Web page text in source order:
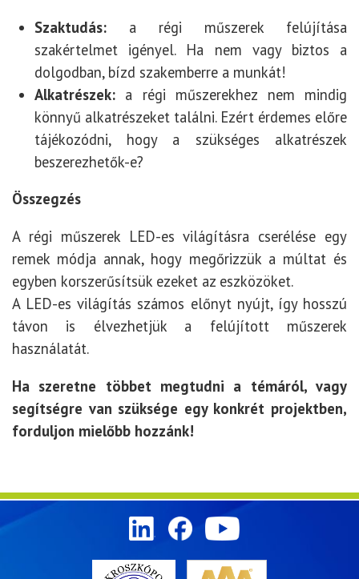
Szaktudás: a régi műszerek felújítása
szakértelmet igényel. Ha nem vagy biztos a
dolgodban, bízd szakemberre a munkát!
Alkatrészek: a régi műszerekhez nem mindig
könnyű alkatrészeket találni. Ezért érdemes előre
tájékozódni, hogy a szükséges alkatrészek
beszerezhetők-e?
Összegzés
A régi műszerek LED-es világításra cserélése egy
remek módja annak, hogy megőrizzük a múltat és
egyben korszerűsítsük ezeket az eszközöket.
A LED-es világítás számos előnyt nyújt, így hosszú
távon is élvezhetjük a felújított műszerek
használatát.
Ha szeretne többet megtudni a témáról, vagy
segítségre van szüksége egy konkrét projektben,
forduljon mielőbb hozzánk!